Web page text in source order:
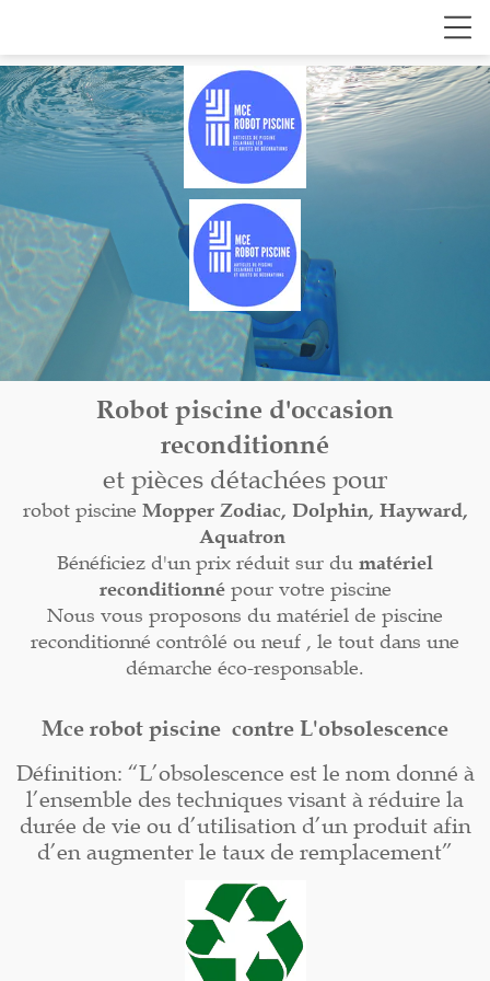
Robot piscine d'occasion
reconditionné
et pièces détachées pour
robot piscine Mopper Zodiac, Dolphin, Hayward,
Aquatron
Bénéficiez d'un prix réduit sur du matériel
reconditionnépour votre piscine
Nous vous proposons du matériel de piscine
reconditionné contrôlé ou neuf , le tout dans une
démarche éco-responsable.
Mce robot piscine contre L'obsolescence
Définition: “L’obsolescence est le nom donné à
l’ensemble des techniques visant à réduire la
durée de vie ou d’utilisation d’un produit afin
d’en augmenter le taux de remplacement”